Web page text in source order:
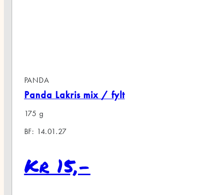
PANDA
Panda Lakris mix / fylt
175 g
BF: 14.01.27
Kr 15,-